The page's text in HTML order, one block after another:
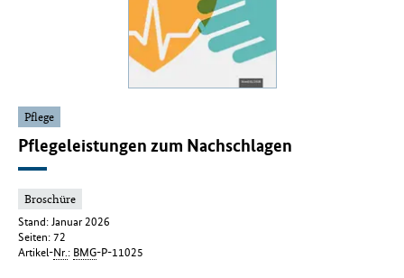
Pflege
Pflegeleistungen zum Nachschlagen
Broschüre
Stand: Januar 2026
Seiten: 72
Artikel-Nr.: BMG-P-11025